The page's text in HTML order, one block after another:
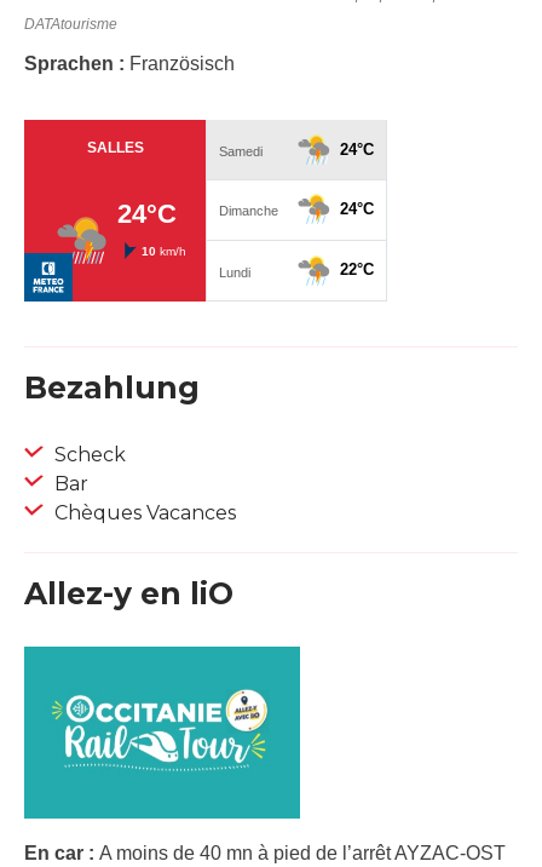
DATAtourisme
Sprachen : Französisch
Bezahlung
Scheck
Bar
Chèques Vacances
Allez-y en liO
En car : A moins de 40 mn à pied de l’arrêt AYZAC-OST